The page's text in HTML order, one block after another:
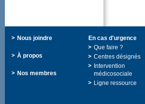
Nousjoindre
Àpropos
Nosmembres
Encasd'urgence
Quefaire?
Centresdésignés
Intervention
médicosociale
Ligneressource